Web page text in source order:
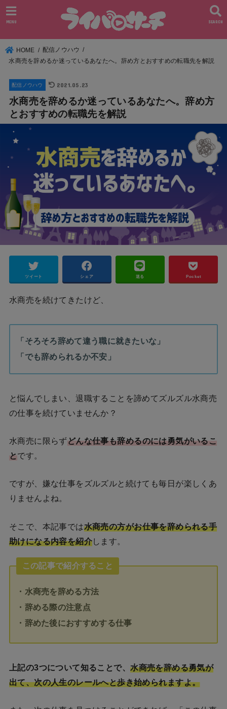
SEARCH
MENU
HOME
配信ノウハウ
水商売を辞めるか迷っているあなたへ。辞め方とおすすめの転職先を解説
配信ノウハウ 2021.05.23
水商売を辞めるか迷っているあなたへ。辞め方
とおすすめの転職先を解説
ツイート シェア 送る Pocket
水商売を続けてきたけど、
「そろそろ辞めて違う職に就きたいな」
「でも辞められるか不安」
と悩んでしまい、退職することを諦めてズルズル水商売
の仕事を続けていませんか？
水商売に限らずどんな仕事も辞めるのには勇気がいるこ
と です。
ですが、嫌な仕事をズルズルと続けても毎日が楽しくあ
りませんよね。
そこで、本記事では水商売の方がお仕事を辞められる手
助けになる内容を紹介します。
この記事で紹介すること
・水商売を辞める方法
・辞める際の注意点
・辞めた後におすすめする仕事
上記の3つについて知ることで、水商売を辞める勇気が
出て、次の人生のレールへと歩き始められますよ。